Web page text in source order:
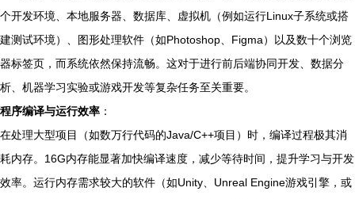
个开发环境、本地服务器、数据库、虚拟机（例如运行Linux子系统或搭
建测试环境）、图形处理软件（如Photoshop、Figma）以及数十个浏览
器标签页，而系统依然保持流畅。这对于进行前后端协同开发、数据分
析、机器学习实验或游戏开发等复杂任务至关重要。
程序编译与运行效率 ：
在处理大型项目（如数万行代码的Java/C++项目）时，编译过程极其消
耗内存。16G内存能显著加快编译速度，减少等待时间，提升学习与开发
效率。运行内存需求较大的软件（如Unity、Unreal Engine游戏引擎，或